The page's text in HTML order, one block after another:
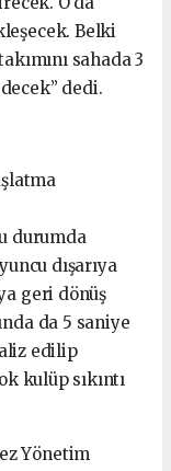
Belki
sahada 3
dedi.
durumda
dışarıya
geri dönüş
da 5 saniye
edilip
kulüp sıkıntı
Yönetim